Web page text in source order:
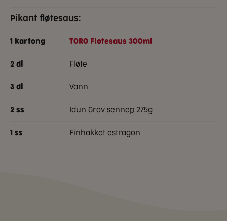
Pikant fløtesaus:
1 kartong TORO Fløtesaus 300ml
2 dl fløte
3 dl vann
2 ss Idun Grov sennep 275g
1 ss finhakket estragon